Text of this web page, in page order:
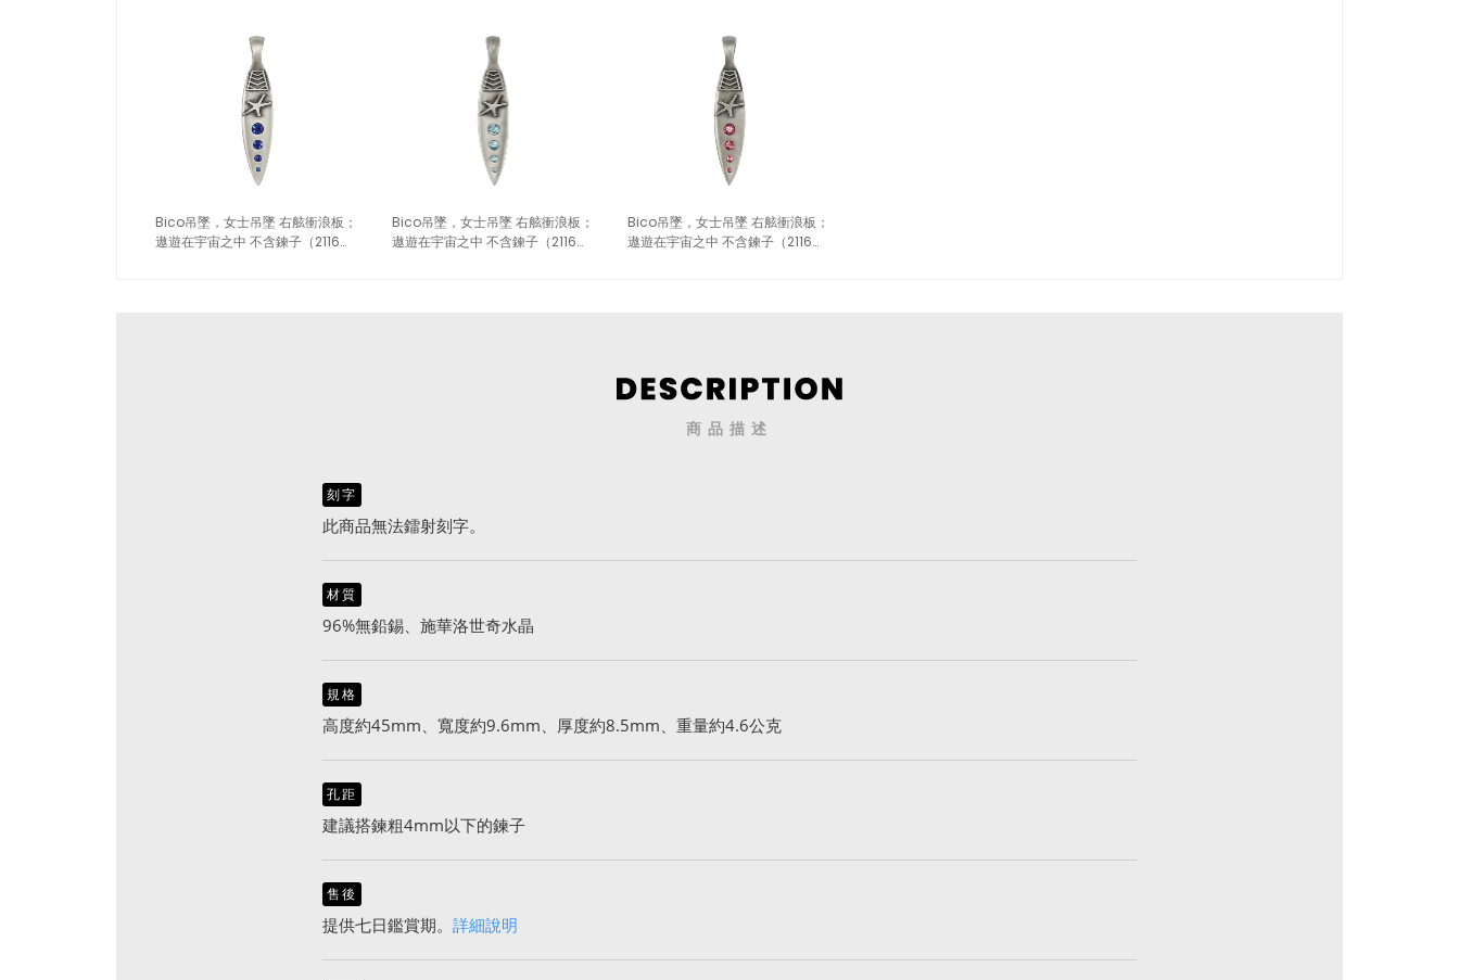
Bico吊墜，女士吊墜 右舷衝浪板；
遨遊在宇宙之中 不含鍊子（2116藍
Bico吊墜，女士吊墜 右舷衝浪板；
遨遊在宇宙之中 不含鍊子（2116淺
Bico吊墜，女士吊墜 右舷衝浪板；
遨遊在宇宙之中 不含鍊子（2116粉
商品描述
刻字
此商品無法鐳射刻字。
材質
96%無鉛錫、施華洛世奇水晶
規格
高度約45mm、寬度約9.6mm、厚度約8.5mm、重量約4.6公克
孔距
建議搭鍊粗4mm以下的鍊子
售後
提供七日鑑賞期。 詳細說明